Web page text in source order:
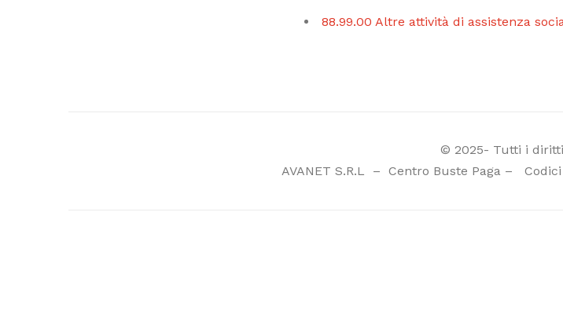
88.99.00 Altre attività di assistenza
© 2025- Tutti i
AVANET S.R.L
– Centro Buste Paga– Codici